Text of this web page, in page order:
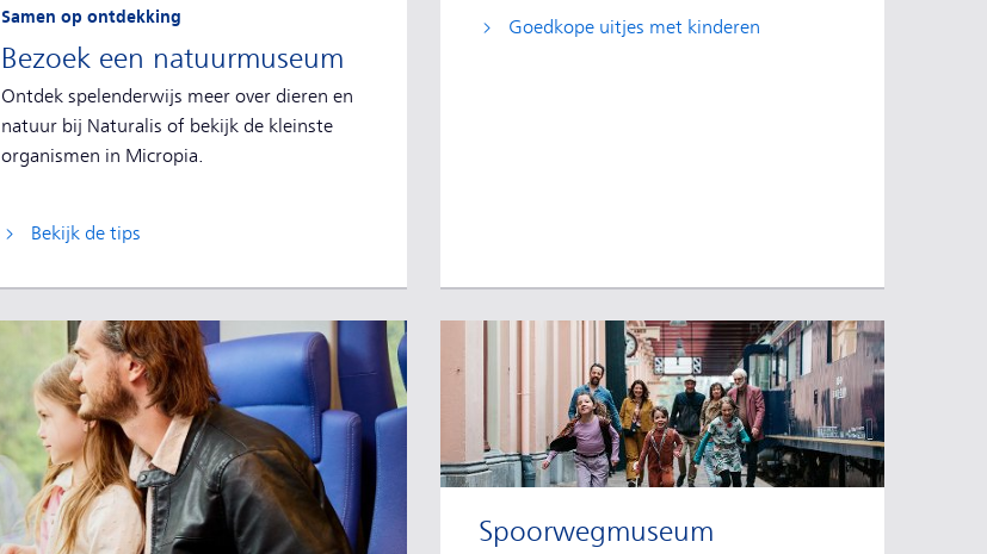
Bezoek een natuurmuseum
Samen op ontdekking
Ontdek spelenderwijs meer over dieren en
natuur bij Naturalis of bekijk de kleinste
organismen in Micropia.
Bekijk de tips
Goedkope uitjes met kinderen
Spoorwegmuseum